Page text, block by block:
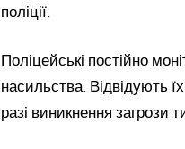
поліції.
Поліцейські постійно
насильства. Відвідують
разі виникнення загрози